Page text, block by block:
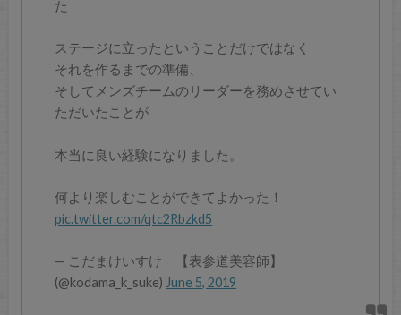
た
ステージに立ったということだけではなく
それを作るまでの準備、
そしてメンズチームのリーダーを務めさせてい
ただいたことが
本当に良い経験になりました。
何より楽しむことができてよかった！
pic.twitter.com/qtc2Rbzkd5
— こだまけいすけ 【表参道美容師】
(@kodama_k_suke) June 5, 2019